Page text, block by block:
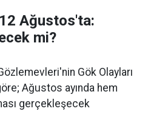
Ağustos'ta:
mi?
Gök Olayları
Ağustos ayında hem
gerçekleşecek